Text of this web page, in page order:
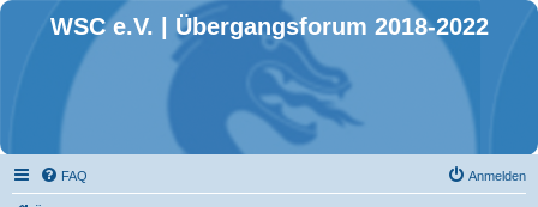
WSC e.V. | Übergangsforum 2018-2022
FAQ Anmelden